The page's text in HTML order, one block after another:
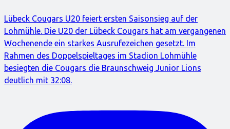
Lübeck Cougars U20 feiert ersten Saisonsieg auf der
Lohmühle. Die U20 der Lübeck Cougars hat am vergangenen
Wochenende ein starkes Ausrufezeichen gesetzt. Im
Rahmen des Doppelspieltages im Stadion Lohmühle
besiegten die Cougars die Braunschweig Junior Lions
deutlich mit 32:08.